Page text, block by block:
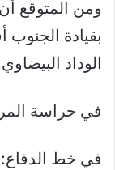
ومن المتوقع أن
بقيادة
الوداد
في حراسة
في خط